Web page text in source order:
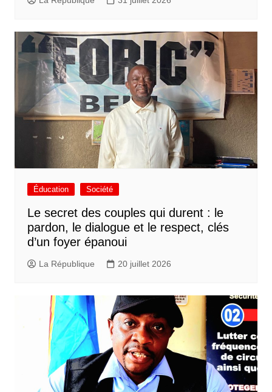
Éducation Société
Le secret des couples qui durent : le
pardon, le dialogue et le respect, clés
d’un foyer épanoui
La République 20 juillet 2026